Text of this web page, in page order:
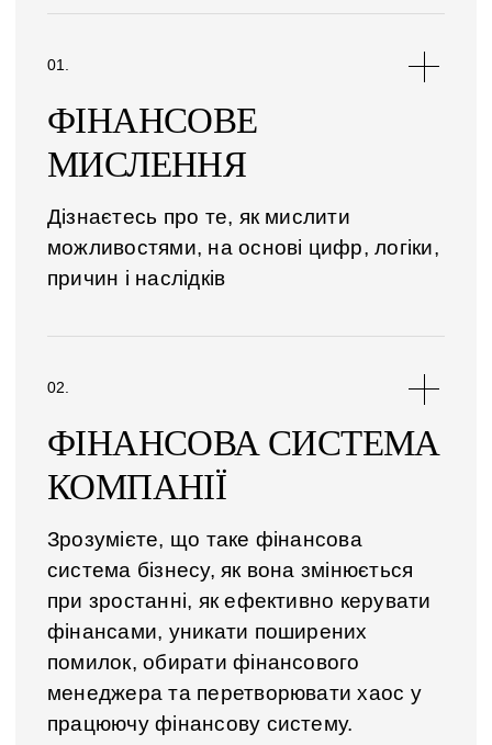
ФІНАНСОВЕ
МИСЛЕННЯ
Дізнаєтесь про те, як мислити
можливостями, на основі цифр, логіки,
причин і наслідків
ФІНАНСОВА СИСТЕМА
КОМПАНІЇ
Зрозумієте, що таке фінансова
система бізнесу, як вона змінюється
при зростанні, як ефективно керувати
фінансами, уникати поширених
помилок, обирати фінансового
менеджера та перетворювати хаос у
працюючу фінансову систему.